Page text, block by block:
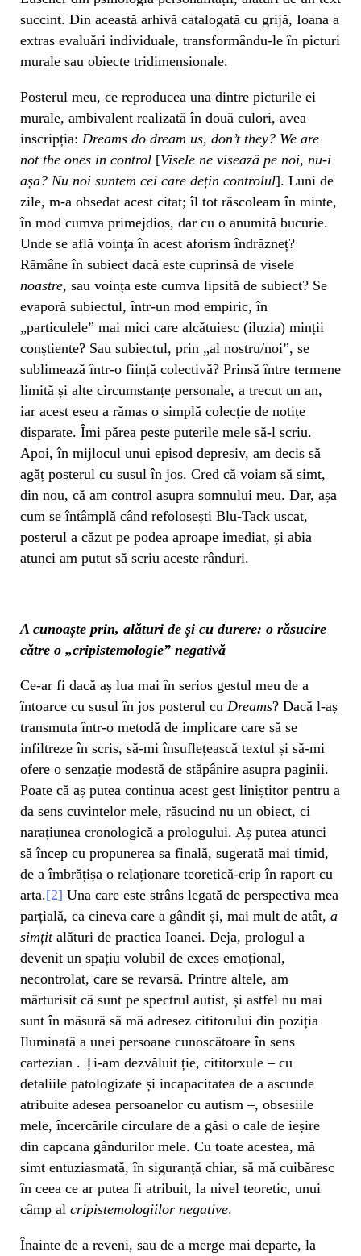
succint. Din această arhivă catalogată cu grijă, Ioana a
extras evaluări individuale, transformându-le în picturi
murale sau obiecte tridimensionale.
Posterul meu, ce reproducea una dintre picturile ei
murale, ambivalent realizată în două culori, avea
inscripția: Dreams do dream us, don’t they? We are
not the ones in control [Visele ne visează pe noi, nu-i
așa? Nu noi suntem cei care dețin controlul]. Luni de
zile, m-a obsedat acest citat; îl tot răscoleam în minte,
în mod cumva primejdios, dar cu o anumită bucurie.
Unde se află voința în acest aforism îndrăzneț?
Rămâne în subiect dacă este cuprinsă de visele
noastre, sau voința este cumva lipsită de subiect? Se
evaporă subiectul, într-un mod empiric, în
„particulele” mai mici care alcătuiesc (iluzia) minții
conștiente? Sau subiectul, prin „al nostru/noi”, se
sublimează într-o ființă colectivă? Prinsă între termene
limită și alte circumstanțe personale, a trecut un an,
iar acest eseu a rămas o simplă colecție de notițe
disparate. Îmi părea peste puterile mele să-l scriu.
Apoi, în mijlocul unui episod depresiv, am decis să
agăț posterul cu susul în jos. Cred că voiam să simt,
din nou, că am control asupra somnului meu. Dar, așa
cum se întâmplă când refolosești Blu-Tack uscat,
posterul a căzut pe podea aproape imediat, și abia
atunci am putut să scriu aceste rânduri.
A cunoaște prin, alături de și cu durere: o răsucire
către o „cripistemologie” negativă
Ce-ar fi dacă aș lua mai în serios gestul meu de a
întoarce cu susul în jos posterul cu Dreams? Dacă l-aș
transmuta într-o metodă de implicare care să se
infiltreze în scris, să-mi însuflețească textul și să-mi
ofere o senzație modestă de stăpânire asupra paginii.
Poate că aș putea continua acest gest liniștitor pentru a
da sens cuvintelor mele, răsucind nu un obiect, ci
narațiunea cronologică a prologului. Aș putea atunci
să încep cu propunerea sa finală, sugerată mai timid,
de a îmbrățișa o relaționare teoretică-crip în raport cu
arta.[2] Una care este strâns legată de perspectiva mea
parțială, ca cineva care a gândit și, mai mult de atât, a
simțitalături de practica Ioanei. Deja, prologul a
devenit un spațiu volubil de exces emoțional,
necontrolat, care se revarsă. Printre altele, am
mărturisit că sunt pe spectrul autist, și astfel nu mai
sunt în măsură să mă adresez cititorului din poziția
Iluminată a unei persoane cunoscătoare în sens
cartezian . Ți-am dezvăluit ție, cititorxule – cu
detaliile patologizate și incapacitatea de a ascunde
atribuite adesea persoanelor cu autism –, obsesiile
mele, încercările circulare de a găsi o cale de ieșire
din capcana gândurilor mele. Cu toate acestea, mă
simt entuziasmată, în siguranță chiar, să mă cuibăresc
în ceea ce ar putea fi atribuit, la nivel teoretic, unui
câmp al cripistemologiilor negative.
Înainte de a reveni, sau de a merge mai departe, la